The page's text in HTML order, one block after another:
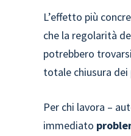
L’effetto più
che la regolarità
potrebbero
totale chiusura
Per chi lavora –
immediato